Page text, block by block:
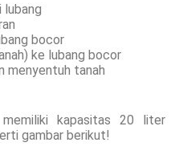
lubang
bocor
ke lubang bocor
menyentuh tanah
kapasitas 20 liter
gambar berikut!